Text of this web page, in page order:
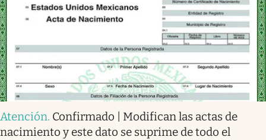
Atención. Confirmado | Modifican las actas de
nacimiento y este dato se suprime de todo el